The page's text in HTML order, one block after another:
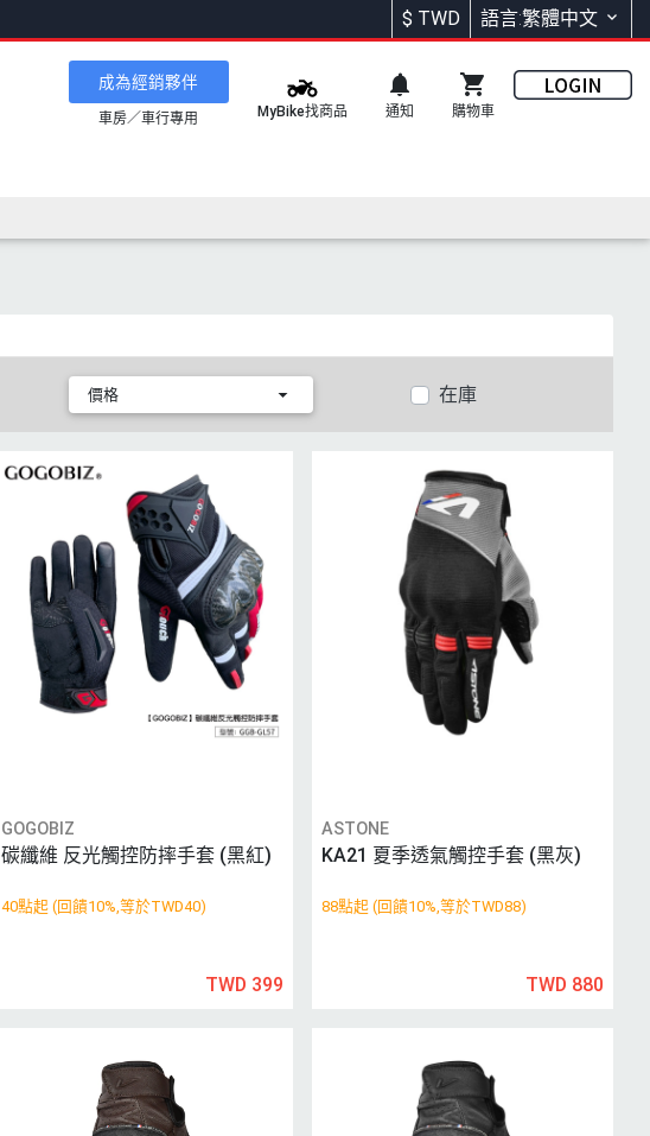
$ TWD 語言:繁體中文
成為經銷夥伴
車房／車行專用 MyBike找商品 通知 購物車
價格 在庫
GOGOBIZ
碳纖維 反光觸控防摔手套 (黑紅)
40點起 (回饋10%,等於TWD40)
TWD 399
ASTONE
KA21 夏季透氣觸控手套 (黑灰)
88點起 (回饋10%,等於TWD88)
TWD 880